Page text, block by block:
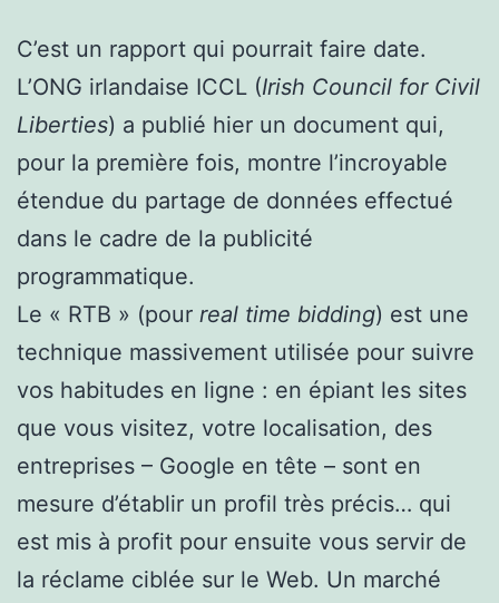
C’est un rapport qui pourrait faire date.
L’ONG irlandaise ICCL (Irish Council for Civil
Liberties) a publié hier un document qui,
pour la première fois, montre l’incroyable
étendue du partage de données effectué
dans le cadre de la publicité
programmatique.
Le « RTB » (pour real time bidding) est une
technique massivement utilisée pour suivre
vos habitudes en ligne : en épiant les sites
que vous visitez, votre localisation, des
entreprises – Google en tête – sont en
mesure d’établir un profil très précis… qui
est mis à profit pour ensuite vous servir de
la réclame ciblée sur le Web. Un marché